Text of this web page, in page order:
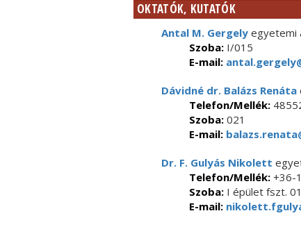
OKTATÓK, KUTATÓK
Antal M. Gergely egyetemi
Szoba: I/015
E-mail:
Dávidné dr. Balázs Renáta
Telefon/Mellék:
Szoba: 021
E-mail:
Dr. F. Gulyás Nikolett
Telefon/Mellék: +36-
Szoba: I épület fszt.
E-mail: